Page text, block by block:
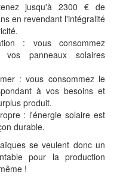
jusqu'à 2300 € de
en revendant l'intégralité
: vous consommez
vos panneaux solaires
: vous consommez le
à vos besoins et
produit.
: l'énergie solaire est
durable.
se veulent donc un
pour la production
!